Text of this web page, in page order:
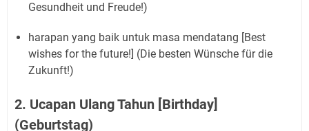
Gesundheit und Freude!)
harapan yang baik untuk masa mendatang [Best
wishes for the future!] (Die besten Wünsche für die
Zukunft!)
2. Ucapan Ulang Tahun [Birthday]
(Geburtstag)